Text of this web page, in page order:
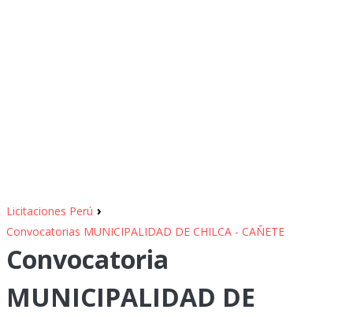
Licitaciones Perú ›
Convocatorias MUNICIPALIDAD DE CHILCA - CAÑETE
Convocatoria
MUNICIPALIDAD DE